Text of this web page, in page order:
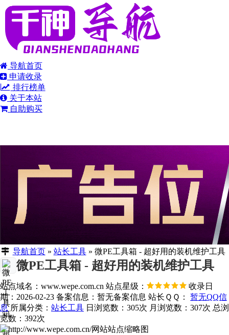
导航首页
申请收录
排行榜单
关于本站
自助购买
导航首页» 站长工具» 微PE工具箱 - 超好用的装机维护工具
微PE工具箱 - 超好用的装机维护工具
站点域名：www.wepe.com.cn 站点星级：
收录日
期：2026-02-23 备案信息： 暂无备案信息 站长ＱＱ： 暂无QQ信
息 所属分类： 站长工具 日浏览数：305次 月浏览数：307次 总浏
览数：392次